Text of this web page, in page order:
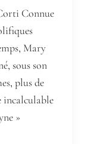
Connue
Mary
sous son
plus de
incalculable
»